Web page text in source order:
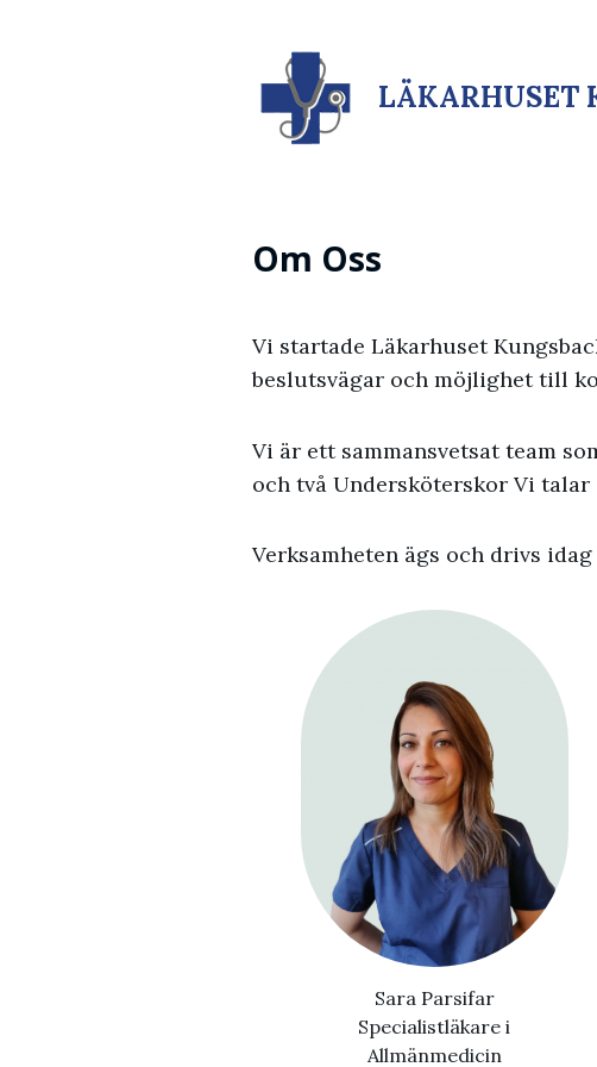
LÄKARHUSET
Om Oss
Vi startade Läkarhuset
beslutsvägar och möjlighet till
Vi är ett sammansvetsat team
och två Undersköterskor Vi talar
Verksamheten ägs och drivs
Sara Parsifar
Specialistläkare i
Allmänmedicin